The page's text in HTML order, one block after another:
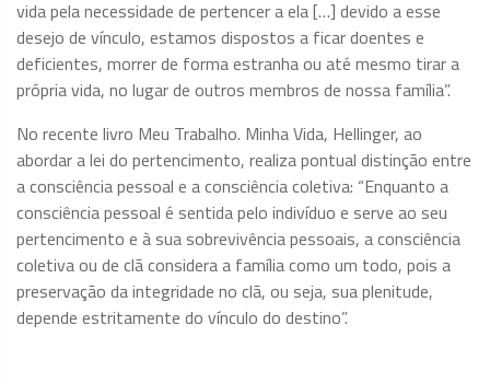
vida pela necessidade de pertencer a ela […] devido a esse
desejo de vínculo, estamos dispostos a ficar doentes e
deficientes, morrer de forma estranha ou até mesmo tirar a
própria vida, no lugar de outros membros de nossa família”.
No recente livro Meu Trabalho. Minha Vida, Hellinger, ao
abordar a lei do pertencimento, realiza pontual distinção entre
a consciência pessoal e a consciência coletiva: “Enquanto a
consciência pessoal é sentida pelo indivíduo e serve ao seu
pertencimento e à sua sobrevivência pessoais, a consciência
coletiva ou de clã considera a família como um todo, pois a
preservação da integridade no clã, ou seja, sua plenitude,
depende estritamente do vínculo do destino”.